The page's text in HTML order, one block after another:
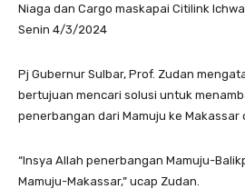
Niaga dan Cargo maskapai Citilink
Senin 4/3/2024
Pj Gubernur Sulbar, Prof. Zudan
bertujuan mencari solusi untuk
penerbangan dari Mamuju ke Makassar
“Insya Allah penerbangan Mamuju-
Mamuju-Makassar,” ucap Zudan.